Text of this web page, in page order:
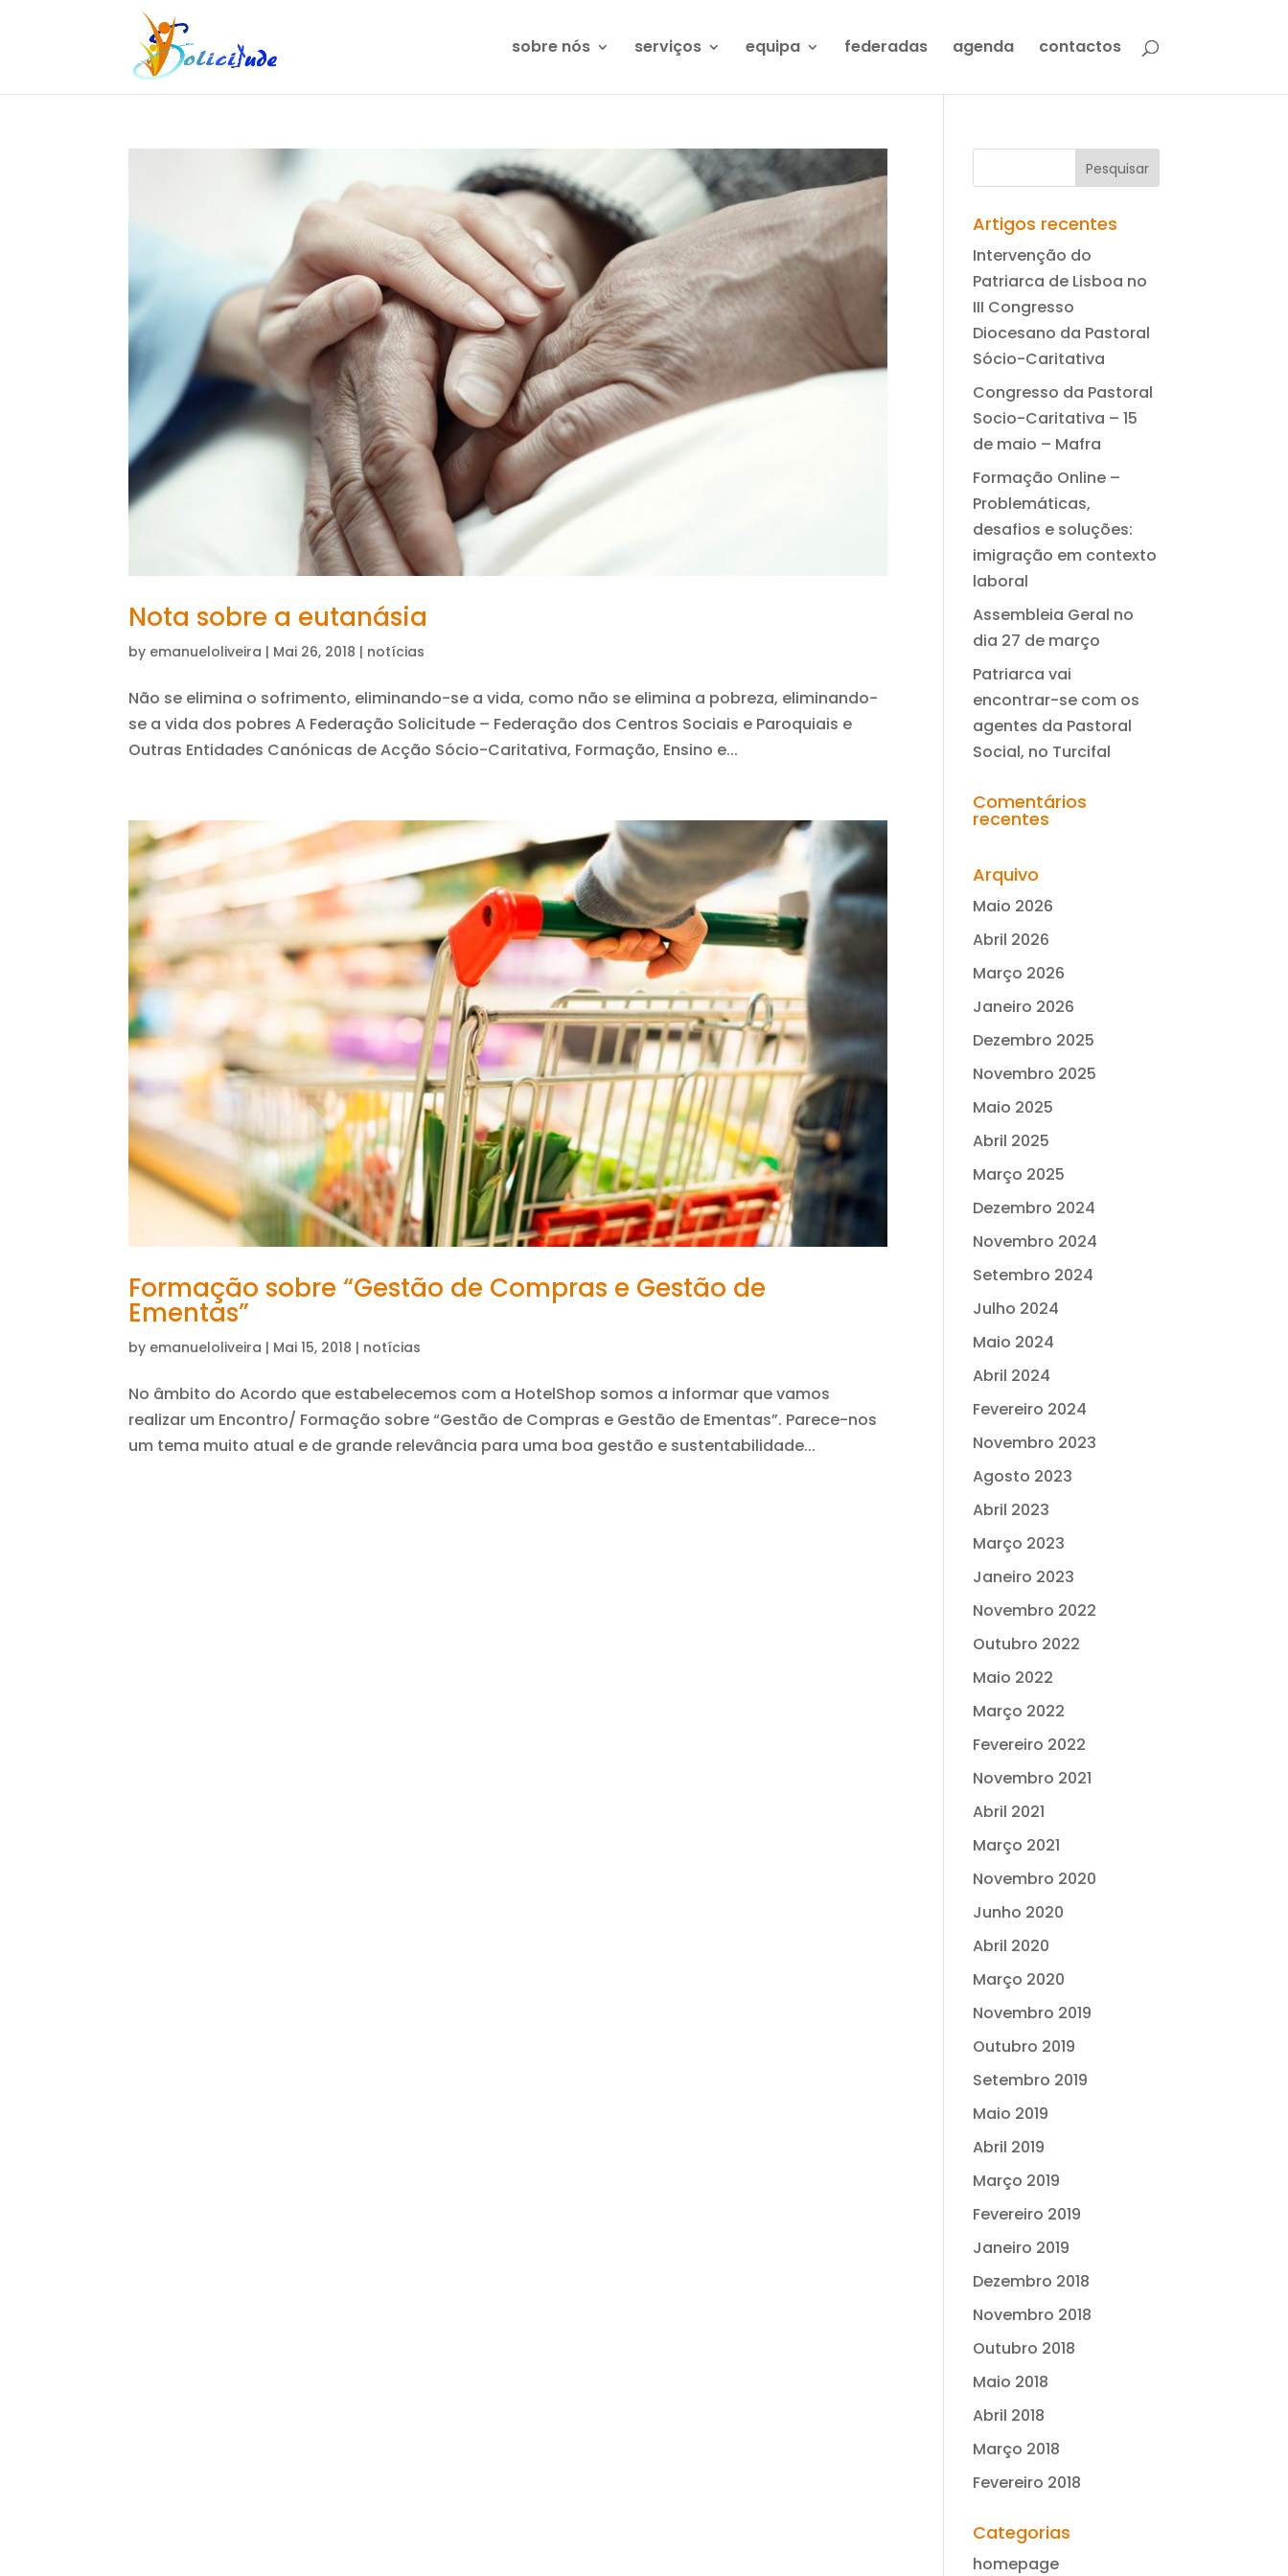
sobre nós serviços equipa federadas agenda contactos
Nota sobre a eutanásia
by emanueloliveira | Mai 26, 2018 | notícias
Não se elimina o sofrimento, eliminando-se a vida, como não se elimina a pobreza, eliminando-
se a vida dos pobres A Federação Solicitude – Federação dos Centros Sociais e Paroquiais e
Outras Entidades Canónicas de Acção Sócio-Caritativa, Formação, Ensino e...
Formação sobre “Gestão de Compras e Gestão de
Ementas”
by emanueloliveira | Mai 15, 2018 | notícias
No âmbito do Acordo que estabelecemos com a HotelShop somos a informar que vamos
realizar um Encontro/ Formação sobre “Gestão de Compras e Gestão de Ementas”. Parece-nos
um tema muito atual e de grande relevância para uma boa gestão e sustentabilidade...
Artigos recentes
Intervenção do
Patriarca de Lisboa no
III Congresso
Diocesano da Pastoral
Sócio-Caritativa
Congresso da Pastoral
Socio-Caritativa – 15
de maio – Mafra
Formação Online –
Problemáticas,
desafios e soluções:
imigração em contexto
laboral
Assembleia Geral no
dia 27 de março
Patriarca vai
encontrar-se com os
agentes da Pastoral
Social, no Turcifal
Comentários
recentes
Arquivo
Maio 2026
Abril 2026
Março 2026
Janeiro 2026
Dezembro 2025
Novembro 2025
Maio 2025
Abril 2025
Março 2025
Dezembro 2024
Novembro 2024
Setembro 2024
Julho 2024
Maio 2024
Abril 2024
Fevereiro 2024
Novembro 2023
Agosto 2023
Abril 2023
Março 2023
Janeiro 2023
Novembro 2022
Outubro 2022
Maio 2022
Março 2022
Fevereiro 2022
Novembro 2021
Abril 2021
Março 2021
Novembro 2020
Junho 2020
Abril 2020
Março 2020
Novembro 2019
Outubro 2019
Setembro 2019
Maio 2019
Abril 2019
Março 2019
Fevereiro 2019
Janeiro 2019
Dezembro 2018
Novembro 2018
Outubro 2018
Maio 2018
Abril 2018
Março 2018
Fevereiro 2018
Categorias
homepage